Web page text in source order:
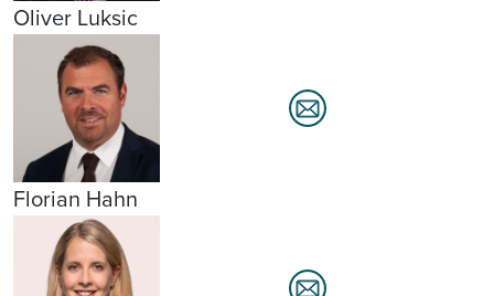
Oliver Luksic
Florian Hahn